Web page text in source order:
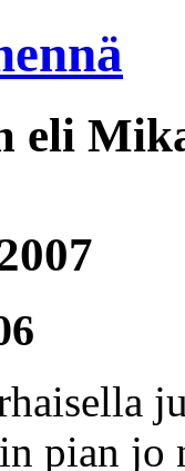
eli
pian jo